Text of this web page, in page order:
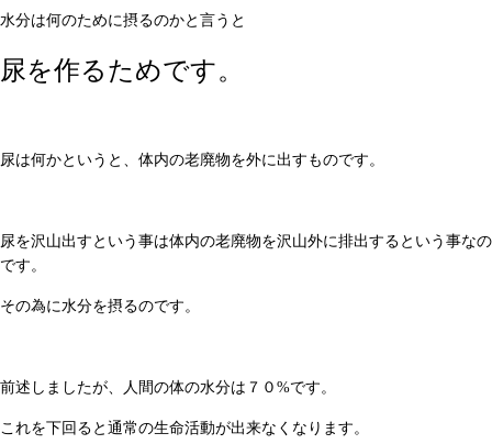
水分は何のために摂るのかと言うと
尿を作るためです。
尿は何かというと、体内の老廃物を外に出すものです。
尿を沢山出すという事は体内の老廃物を沢山外に排出するという事なの
です。
その為に水分を摂るのです。
前述しましたが、人間の体の水分は７０%です。
これを下回ると通常の生命活動が出来なくなります。